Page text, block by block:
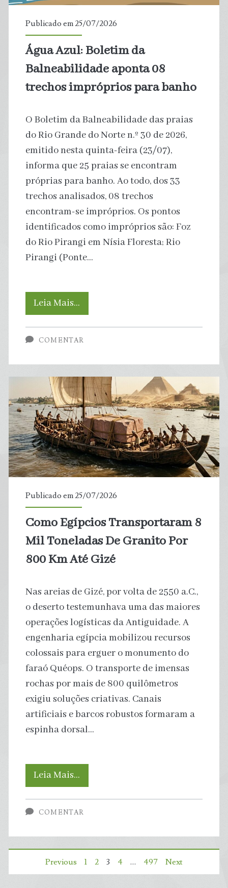
é
falharam?
Publicado em 25/07/2026
Água Azul: Boletim da
Balneabilidade aponta 08
trechos impróprios para banho
O Boletim da Balneabilidade das praias
do Rio Grande do Norte n.º 30 de 2026,
emitido nesta quinta-feira (23/07),
informa que 25 praias se encontram
próprias para banho. Ao todo, dos 33
trechos analisados, 08 trechos
encontram-se impróprios. Os pontos
identificados como impróprios são: Foz
do Rio Pirangi em Nísia Floresta; Rio
Pirangi (Ponte…
Leia Mais…
Azul:
Balneabilidade
aponta
08
trechos
para
banho
COMENTAR
Publicado em 25/07/2026
Como Egípcios Transportaram 8
Mil Toneladas De Granito Por
800 Km Até Gizé
Nas areias de Gizé, por volta de 2550 a.C.,
o deserto testemunhava uma das maiores
operações logísticas da Antiguidade. A
engenharia egípcia mobilizou recursos
colossais para erguer o monumento do
faraó Quéops. O transporte de imensas
rochas por mais de 800 quilômetros
exigiu soluções criativas. Canais
artificiais e barcos robustos formaram a
espinha dorsal…
Leia Mais…
Egípcios
Mil
COMENTAR
Paginação
Previous 1 2 3 4 … 497 Next